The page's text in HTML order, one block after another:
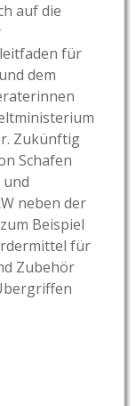
auf die
für
dem
Zukünftig
Schafen
neben der
Beispiel
für
Zubehör